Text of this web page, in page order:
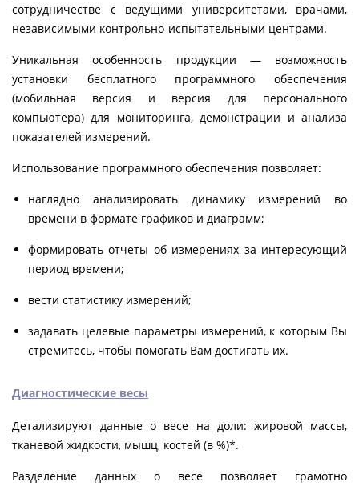
сотрудничестве с ведущими университетами, врачами,
независимыми контрольно-испытательными центрами.
Уникальная особенность продукции — возможность
установки бесплатного программного обеспечения
(мобильная версия и версия для персонального
компьютера) для мониторинга, демонстрации и анализа
показателей измерений.
Использование программного обеспечения позволяет:
наглядно анализировать динамику измерений во
времени в формате графиков и диаграмм;
формировать отчеты об измерениях за интересующий
период времени;
вести статистику измерений;
задавать целевые параметры измерений, к которым Вы
стремитесь, чтобы помогать Вам достигать их.
Диагностические весы
Детализируют данные о весе на доли: жировой массы,
тканевой жидкости, мышц, костей (в %)*.
Разделение данных о весе позволяет грамотно